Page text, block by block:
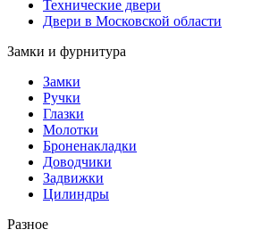
Технические двери
Двери в Московской области
Замки и фурнитура
Замки
Ручки
Глазки
Молотки
Броненакладки
Доводчики
Задвижки
Цилиндры
Разное